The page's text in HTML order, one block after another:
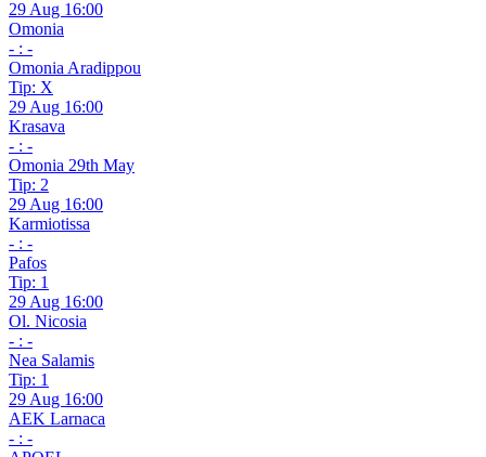
29 Aug 16:00
Omonia
- : -
Omonia Aradippou
Tip: X
29 Aug 16:00
Krasava
- : -
Omonia 29th May
Tip: 2
29 Aug 16:00
Karmiotissa
- : -
Pafos
Tip: 1
29 Aug 16:00
Ol. Nicosia
- : -
Nea Salamis
Tip: 1
29 Aug 16:00
AEK Larnaca
- : -